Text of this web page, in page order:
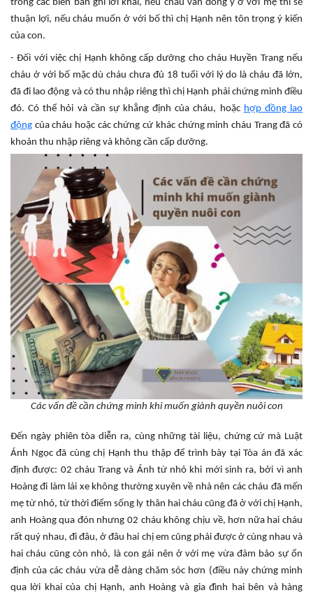
trong các biên bản ghi lời khai, nếu cháu vẫn đồng ý ở với mẹ thì sẽ
thuận lợi, nếu cháu muốn ở với bố thì chị Hạnh nên tôn trọng ý kiến
của con.
- Đối với việc chị Hạnh không cấp dưỡng cho cháu Huyền Trang nếu
cháu ở với bố mặc dù cháu chưa đủ 18 tuổi với lý do là cháu đã lớn,
đã đi lao động và có thu nhập riêng thì chị Hạnh phải chứng minh điều
đó. Có thể hỏi và cần sự khẳng định của cháu, hoặc hợp đồng lao
động của cháu hoặc các chứng cứ khác chứng minh cháu Trang đã có
khoản thu nhập riêng và không cần cấp dưỡng.
Các vấn đề cần chứng minh khi muốn giành quyền nuôi con
Đến ngày phiên tòa diễn ra, cùng những tài liệu, chứng cứ mà Luật
Ánh Ngọc đã cùng chị Hạnh thu thập để trình bày tại Tòa án đã xác
định được: 02 cháu Trang và Ánh từ nhỏ khi mới sinh ra, bởi vì anh
Hoàng đi làm lái xe không thường xuyên về nhà nên các cháu đã mến
mẹ từ nhỏ, từ thời điểm sống ly thân hai cháu cũng đã ở với chị Hạnh,
anh Hoàng qua đón nhưng 02 cháu không chịu về, hơn nữa hai cháu
rất quý nhau, đi đâu, ở đâu hai chị em cũng phải được ở cùng nhau và
hai cháu cũng còn nhỏ, là con gái nên ở với mẹ vừa đảm bảo sự ổn
định của các cháu vừa dễ dàng chăm sóc hơn (điều này chứng minh
qua lời khai của chị Hạnh, anh Hoàng và gia đình hai bên và hàng